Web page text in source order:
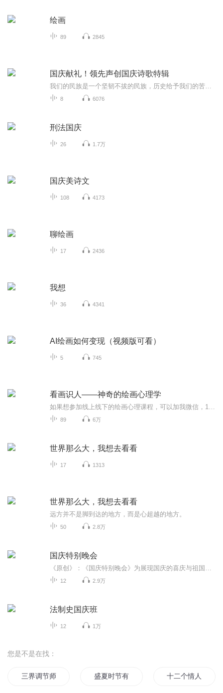
绘画
89 2845
国庆献礼！领先声创国庆诗歌特辑
8 6076
刑法国庆
26 1.7万
国庆美诗文
108 4173
聊绘画
17 2436
我想
36 4341
AI绘画如何变现（视频版可看）
5 745
看画识人——神奇的绘画心理学
89 6万
世界那么大，我想去看看
17 1313
世界那么大，我想去看看
远方并不是脚到达的地方，而是心超越的地方。
50 2.8万
国庆特别晚会
12 2.9万
法制史国庆班
12 1万
您是不是在找：
三界调节师 盛夏时节有你真好 十二个情人节